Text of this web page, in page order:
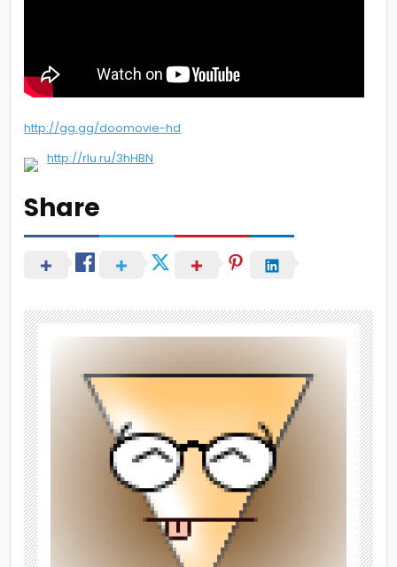
http://gg.gg/doomovie-hd
http://rlu.ru/3hHBN
Share